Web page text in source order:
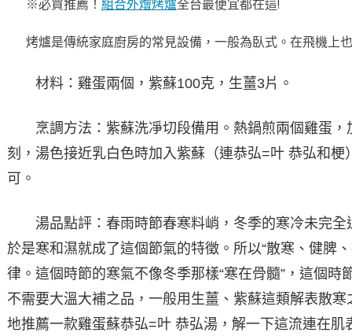
※必買推薦！ 組合外燴烤爐全台最便宜都在這!
烤爐是傳統家庭廚房的常見設備，一般為臥式。在飛機上
材料：雞蛋兩個，紫蘇100克，生薑3片。
烹調方法：紫蘇洗凈切段備用。熱鍋煎兩個雞蛋，
刻，湯色接近乳白色時加入紫蘇（連恭弘=叶 恭弘和梗
可。
湯品點評：春雨時節春寒料峭，冬季的寒冷未完全
於是寒和濕就成了這個節氣的特徵。所以“散寒、健脾
律。這個時節的寒氣不像冬季那樣“寒在骨髓”，這個時
不需要大溫大補之品，一般用生薑、紫蘇這類解表散
地推薦一款雞蛋蘇恭弘=叶 恭弘湯，解一下這流連在